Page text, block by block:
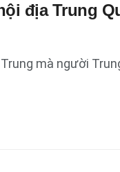
địa Trung
mà người